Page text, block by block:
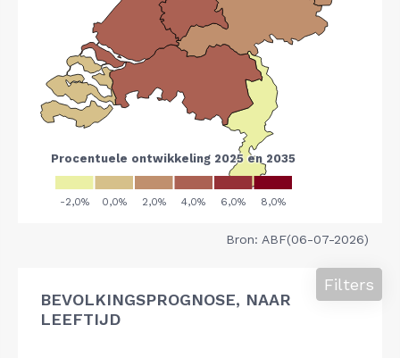
Bron: ABF(06-07-2026)
BEVOLKINGSPROGNOSE, NAAR
LEEFTIJD
Filters